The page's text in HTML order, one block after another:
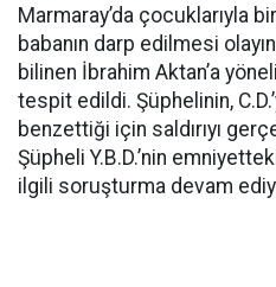
Marmaray’da çocuklarıyla
babanın darp edilmesi
bilinen İbrahim Aktan’a
tespit edildi. Şüphelinin,
benzettiği için saldırıyı
Şüpheli Y.B.D.’nin
ilgili soruşturma devam